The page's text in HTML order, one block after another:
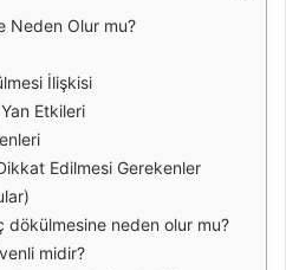
Neden Olur mu?
İlişkisi
Yan Etkileri
Edilmesi Gerekenler
dökülmesine neden olur mu?
midir?